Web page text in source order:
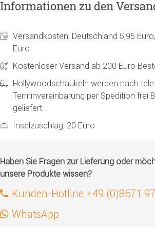
Informationen zu den
Versandkosten: Deutschland 5,95
Euro
Kostenloser Versand ab 200 Euro
Hollywoodschaukeln werden nach
Terminvereinbarung per Spedition frei
geliefert
Inselzuschlag: 20 Euro
Haben Sie Fragen zur Lieferung oder
unsere Produkte wissen?
Kunden-Hotline +49 (0)8671
WhatsApp